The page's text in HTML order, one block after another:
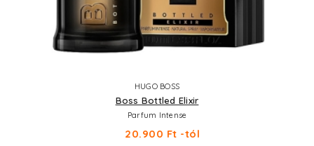
HUGO BOSS
Boss Bottled Elixir
Parfum Intense
20.900 Ft -tól